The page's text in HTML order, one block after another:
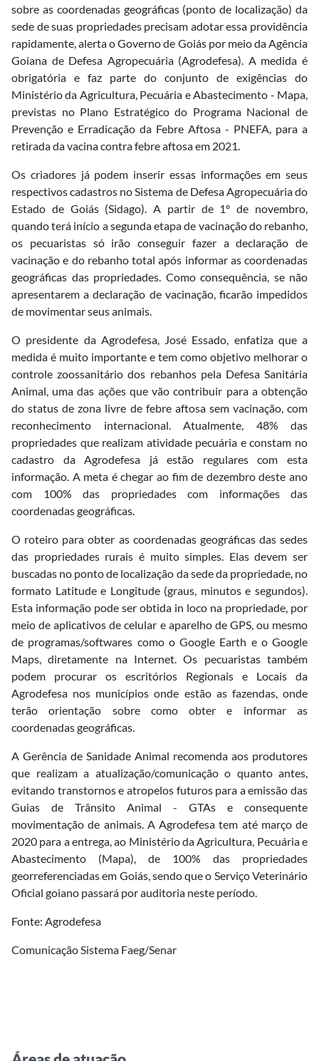
sobre as coordenadas geográficas (ponto de localização) da
sede de suas propriedades precisam adotar essa providência
rapidamente, alerta o Governo de Goiás por meio da Agência
Goiana de Defesa Agropecuária (Agrodefesa). A medida é
obrigatória e faz parte do conjunto de exigências do
Ministério da Agricultura, Pecuária e Abastecimento - Mapa,
previstas no Plano Estratégico do Programa Nacional de
Prevenção e Erradicação da Febre Aftosa - PNEFA, para a
retirada da vacina contra febre aftosa em 2021.
Os criadores já podem inserir essas informações em seus
respectivos cadastros no Sistema de Defesa Agropecuária do
Estado de Goiás (Sidago). A partir de 1º de novembro,
quando terá início a segunda etapa de vacinação do rebanho,
os pecuaristas só irão conseguir fazer a declaração de
vacinação e do rebanho total após informar as coordenadas
geográficas das propriedades. Como consequência, se não
apresentarem a declaração de vacinação, ficarão impedidos
de movimentar seus animais.
O presidente da Agrodefesa, José Essado, enfatiza que a
medida é muito importante e tem como objetivo melhorar o
controle zoossanitário dos rebanhos pela Defesa Sanitária
Animal, uma das ações que vão contribuir para a obtenção
do status de zona livre de febre aftosa sem vacinação, com
reconhecimento internacional. Atualmente, 48% das
propriedades que realizam atividade pecuária e constam no
cadastro da Agrodefesa já estão regulares com esta
informação. A meta é chegar ao fim de dezembro deste ano
com 100% das propriedades com informações das
coordenadas geográficas.
O roteiro para obter as coordenadas geográficas das sedes
das propriedades rurais é muito simples. Elas devem ser
buscadas no ponto de localização da sede da propriedade, no
formato Latitude e Longitude (graus, minutos e segundos).
Esta informação pode ser obtida in loco na propriedade, por
meio de aplicativos de celular e aparelho de GPS, ou mesmo
de programas/softwares como o Google Earth e o Google
Maps, diretamente na Internet. Os pecuaristas também
podem procurar os escritórios Regionais e Locais da
Agrodefesa nos municípios onde estão as fazendas, onde
terão orientação sobre como obter e informar as
coordenadas geográficas.
A Gerência de Sanidade Animal recomenda aos produtores
que realizam a atualização/comunicação o quanto antes,
evitando transtornos e atropelos futuros para a emissão das
Guias de Trânsito Animal - GTAs e consequente
movimentação de animais. A Agrodefesa tem até março de
2020 para a entrega, ao Ministério da Agricultura, Pecuária e
Abastecimento (Mapa), de 100% das propriedades
georreferenciadas em Goiás, sendo que o Serviço Veterinário
Oficial goiano passará por auditoria neste período.
Fonte: Agrodefesa
Comunicação Sistema Faeg/Senar